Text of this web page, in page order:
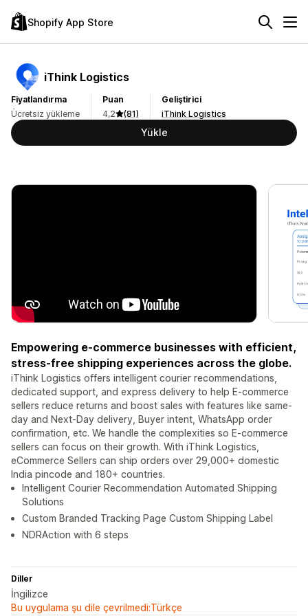
Shopify App Store
iThink Logistics
Fiyatlandırma
Ücretsiz yükleme
Puan
4,2
(81)
Geliştirici
iThink Logistics
Yükle
Empowering e-commerce businesses with efficient,
stress-free shipping experiences across the globe.
iThink Logistics offers intelligent courier recommendations,
dedicated support, and express delivery to help E-commerce
sellers reduce returns and boost sales with features like same-
day and Next-Day delivery, Buyer intent, WhatsApp order
confirmation, etc. We handle the complexities so E-commerce
sellers can focus on their growth. With iThink Logistics,
eCommerce Sellers can ship orders over 29,000+ domestic
India pincode and 180+ countries.
Intelligent Courier Recommendation Automated Shipping
Solutions
Custom Branded Tracking Page Custom Shipping Label
NDRAction with 6 steps
Diller
İngilizce
Bu uygulama şu dile çevrilmedi:Türkçe